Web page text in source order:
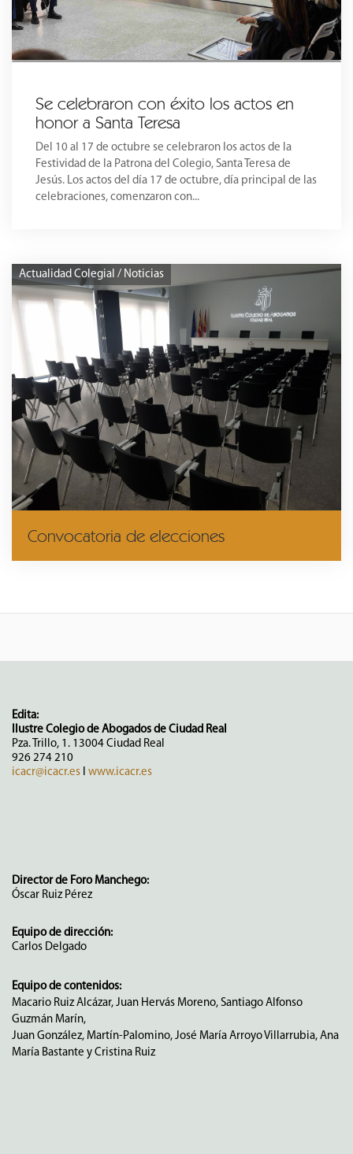
Se celebraron con éxito los actos en
honor a Santa Teresa
Del 10 al 17 de octubre se celebraron los actos de la
Festividad de la Patrona del Colegio, Santa Teresa de
Jesús. Los actos del día 17 de octubre, día principal de las
celebraciones, comenzaron con...
Actualidad Colegial / Noticias
Convocatoria de elecciones
Edita:
Ilustre Colegio de Abogados de Ciudad Real
Pza. Trillo, 1. 13004 Ciudad Real
926 274 210
icacr@icacr.es I www.icacr.es
Director de Foro Manchego:
Óscar Ruiz Pérez
Equipo de dirección:
Carlos Delgado
Equipo de contenidos:
Macario Ruiz Alcázar, Juan Hervás Moreno, Santiago Alfonso
Guzmán Marín,
Juan González, Martín-Palomino, José María Arroyo Villarrubia, Ana
María Bastante y Cristina Ruiz